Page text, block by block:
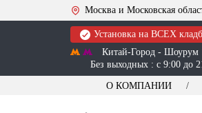
Москва и Московская
Установка на ВСЕХ
Китай-Город - Шоурум
Без выходных : с 9:00 до
О КОМПАНИИ